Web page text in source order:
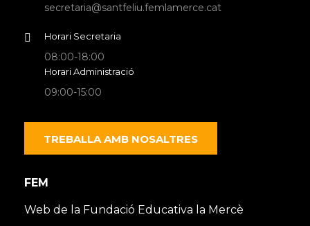
secretaria@santfeliu.femlamerce.cat
Horari Secretaria
08:00-18:00
Horari Administració
09:00-15:00
TREBALLA AMB NOSALTRES
FEM
Web de la Fundació Educativa la Mercè